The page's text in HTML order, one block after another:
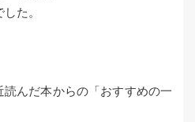
た。
んだ本からの「おすすめの一